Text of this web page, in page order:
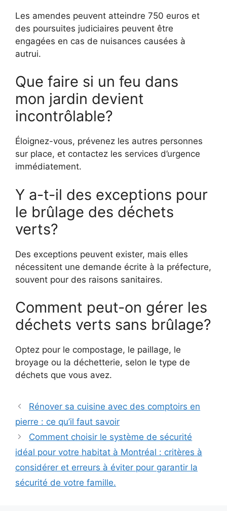
Les amendes peuvent atteindre 750 euros et
des poursuites judiciaires peuvent être
engagées en cas de nuisances causées à
autrui.
Que faire si un feu dans
mon jardin devient
incontrôlable?
Éloignez-vous, prévenez les autres personnes
sur place, et contactez les services d’urgence
immédiatement.
Y a-t-il des exceptions pour
le brûlage des déchets
verts?
Des exceptions peuvent exister, mais elles
nécessitent une demande écrite à la préfecture,
souvent pour des raisons sanitaires.
Comment peut-on gérer les
déchets verts sans brûlage?
Optez pour le compostage, le paillage, le
broyage ou la déchetterie, selon le type de
déchets que vous avez.
Rénover sa cuisine avec des comptoirs en
pierre : ce qu’il faut savoir
Comment choisir le système de sécurité
idéal pour votre habitat à Montréal : critères à
considérer et erreurs à éviter pour garantir la
sécurité de votre famille.